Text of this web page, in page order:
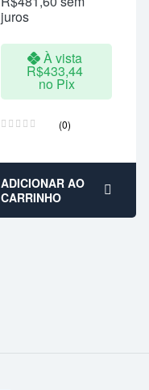
juros
À vista
R$433,44
no Pix
(0)
ADICIONAR AO
CARRINHO